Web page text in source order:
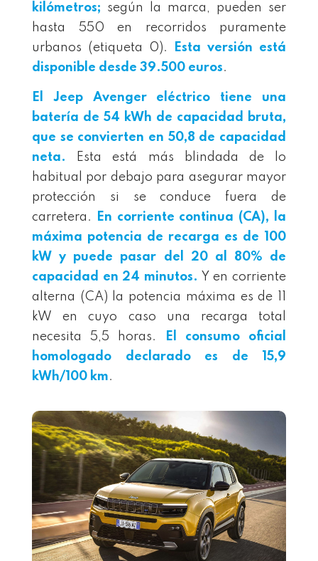
kilómetros; según la marca, pueden ser
hasta 550 en recorridos puramente
urbanos (etiqueta 0).
Esta versión está
disponible desde 39.500 euros.
El Jeep Avenger eléctrico tiene una
batería de 54 kWh de capacidad bruta,
que se convierten en 50,8 de capacidad
neta.
Esta está más blindada de lo
habitual por debajo para asegurar mayor
protección si se conduce fuera de
carretera.
En corriente continua (CA), la
máxima potencia de recarga es de 100
kW y puede pasar del 20 al 80% de
capacidad en 24 minutos. Y en corriente
alterna (CA) la potencia máxima es de 11
kW en cuyo caso una recarga total
necesita 5,5 horas.
El consumo oficial
homologado declarado es de 15,9
kWh/100 km.